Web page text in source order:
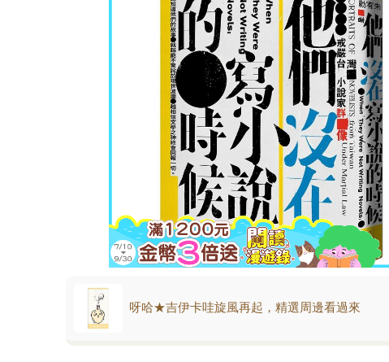
呀哈★吉伊卡哇旋風再起，精選周邊看過來